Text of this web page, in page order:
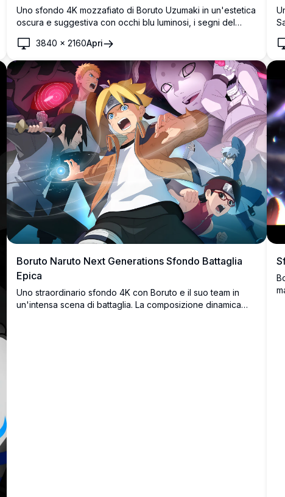
Uno sfondo 4K mozzafiato di Boruto Uzumaki in un'estetica
oscura e suggestiva con occhi blu luminosi, i segni del
perfetta per sfondi desktop e mobile.
3840 ×2160Apri
e
Boruto Naruto Next Generations Sfondo Battaglia
Epica
Uno straordinario sfondo 4K con Boruto e il suo team in
un'intensa scena di battaglia. La composizione dinamica